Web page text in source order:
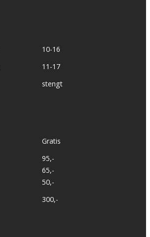
10-16
11-17
stengt
Gratis
95,-
65,-
50,-
300,-